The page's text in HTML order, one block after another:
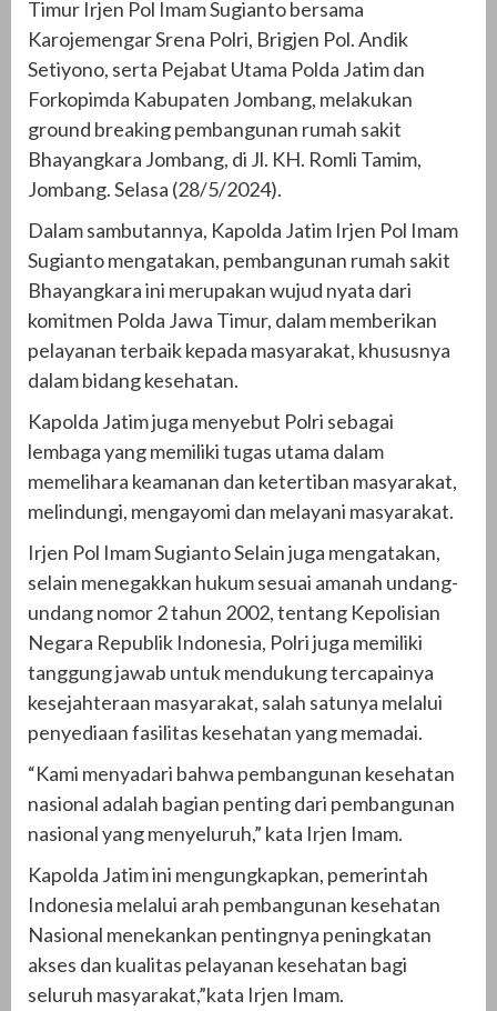
Timur Irjen Pol Imam Sugianto bersama
Karojemengar Srena Polri, Brigjen Pol. Andik
Setiyono, serta Pejabat Utama Polda Jatim dan
Forkopimda Kabupaten Jombang, melakukan
ground breaking pembangunan rumah sakit
Bhayangkara Jombang, di Jl. KH. Romli Tamim,
Jombang. Selasa (28/5/2024).
Dalam sambutannya, Kapolda Jatim Irjen Pol Imam
Sugianto mengatakan, pembangunan rumah sakit
Bhayangkara ini merupakan wujud nyata dari
komitmen Polda Jawa Timur, dalam memberikan
pelayanan terbaik kepada masyarakat, khususnya
dalam bidang kesehatan.
Kapolda Jatim juga menyebut Polri sebagai
lembaga yang memiliki tugas utama dalam
memelihara keamanan dan ketertiban masyarakat,
melindungi, mengayomi dan melayani masyarakat.
Irjen Pol Imam Sugianto Selain juga mengatakan,
selain menegakkan hukum sesuai amanah undang-
undang nomor 2 tahun 2002, tentang Kepolisian
Negara Republik Indonesia, Polri juga memiliki
tanggung jawab untuk mendukung tercapainya
kesejahteraan masyarakat, salah satunya melalui
penyediaan fasilitas kesehatan yang memadai.
“Kami menyadari bahwa pembangunan kesehatan
nasional adalah bagian penting dari pembangunan
nasional yang menyeluruh,” kata Irjen Imam.
Kapolda Jatim ini mengungkapkan, pemerintah
Indonesia melalui arah pembangunan kesehatan
Nasional menekankan pentingnya peningkatan
akses dan kualitas pelayanan kesehatan bagi
seluruh masyarakat,”kata Irjen Imam.